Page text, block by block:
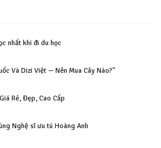
nhất khi đi du học
Và Dizi Việt — Nên Mua Cây Nào?"
Rẻ, Đẹp, Cao Cấp
Nghệ sĩ ưu tú Hoàng Anh